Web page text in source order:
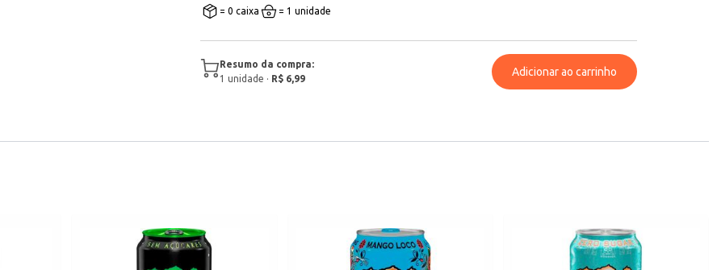
= 0 caixa = 1 unidade
Resumo da compra:
1 unidade · R$ 6,99
Adicionar ao carrinho